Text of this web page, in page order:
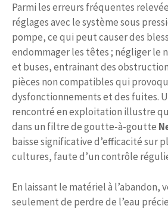
Parmi les erreurs fréquentes
réglages avec le système sous
pompe, ce qui peut causer des
endommager les têtes ; négliger le
et buses, entrainant des
pièces non compatibles qui
dysfonctionnements et des fuites.
rencontré en exploitation illustre
dans un filtre de goutte-à-goutte
baisse significative d’efficacité sur
cultures, faute d’un contrôle
En laissant le matériel à l’abandon,
seulement de perdre de l’eau